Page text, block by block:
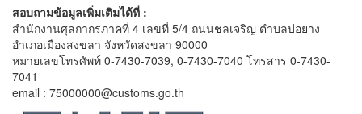
สอบถามข้อมูลเพิ่มเติมได้ที่ :
สำนักงานศุลกากรภาคที่ 4 เลขที่ 5/4 ถนนชลเจริญ ตำบลบ่อยาง
อำเภอเมืองสงขลา จังหวัดสงขลา 90000
หมายเลขโทรศัพท์ 0-7430-7039, 0-7430-7040 โทรสาร 0-7430-
7041
email : 75000000@customs.go.th